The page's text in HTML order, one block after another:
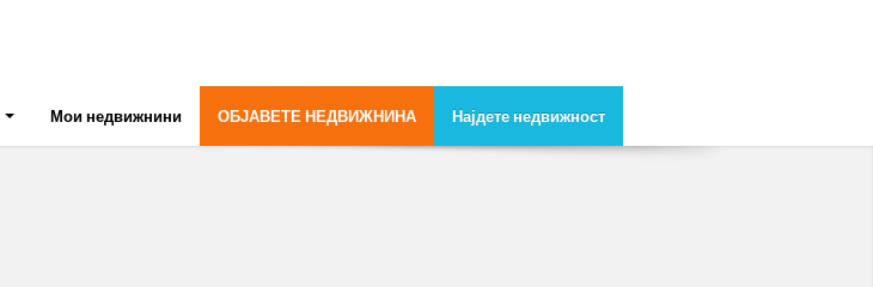
Мои недвижнини ОБЈАВЕТЕ НЕДВИЖНИНА Најдете недвижност